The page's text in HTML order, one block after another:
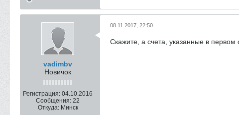
vadimbv
Новичок
Регистрация: 04.10.2016
Сообщения: 22
Откуда: Минск
08.11.2017, 22:50
Скажите, а счета, указанные в